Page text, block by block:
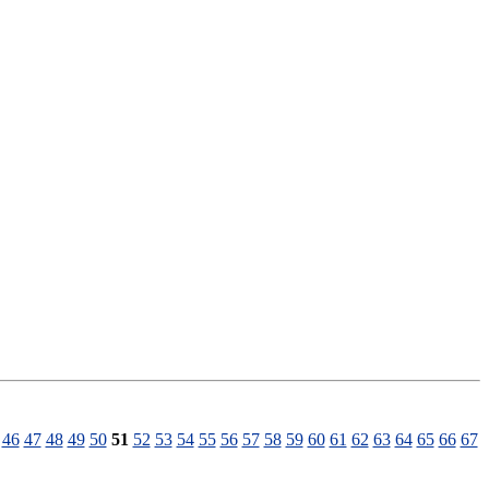
46 47 48 49 50 51 52 53 54 55 56 57 58 59 60 61 62 63 64 65 66 67